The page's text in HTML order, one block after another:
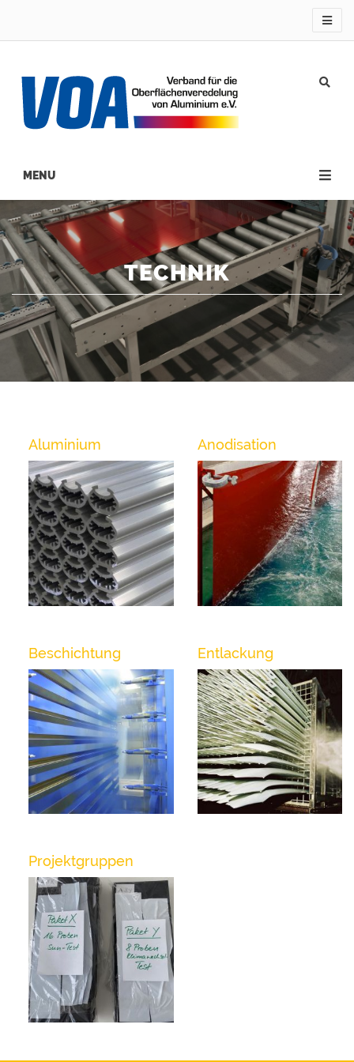
Main
navigation
TECHNIK
Bildmenü
Level
Aluminium Anodisation
Beschichtung Entlackung
Projektgruppen